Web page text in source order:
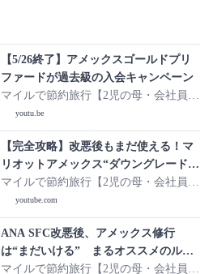
【5/26終了】アメックスゴールドプリ
ファードが過去級の入会キャンペーン
マイルで節約旅行【2児の母・会社員マ
イラー まる】
youtu.be
【完全攻略】改悪後もまだ使える！マ
リオットアメックス“ダウングレード
技”で年会費回収する方法
マイルで節約旅行【2児の母・会社員マ
イラー まる】
youtube.com
ANA SFC改悪後、アメックス修行
は“まだいける” まるオススメのルー
ト解説
マイルで節約旅行【2児の母・会社員マ